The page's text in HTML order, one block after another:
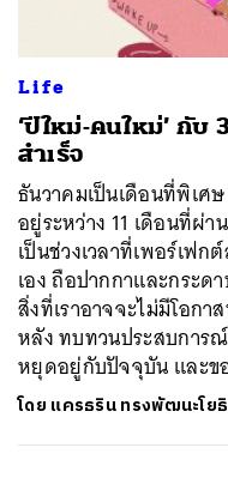
Life
‘ปีใหม่-คนใหม่’ กับ
สำเร็จ
ธันวาคมเป็นเดือนที่พิเศ
อยู่ระหว่าง 11 เดือนที่ผ่า
เป็นช่วงเวลาที่เพอร์เฟ
เอง ถือปากกาและกระด
สิ่งที่เราอาจจะไม่มีโอก
หลัง ทบทวนประสบการ
หยุดอยู่กับปัจจุบัน และข
โดย แครธริน ทรงพัฒนะโย